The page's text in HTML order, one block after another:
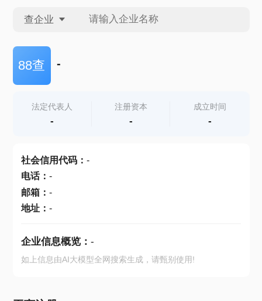
查企业
查企业
查产地
88查 -
法定代表人
-
注册资本
-
成立时间
-
社会信用代码： -
电话： -
邮箱： -
地址： -
企业信息概览： -
如上信息由AI大模型全网搜索生成，请甄别使用!